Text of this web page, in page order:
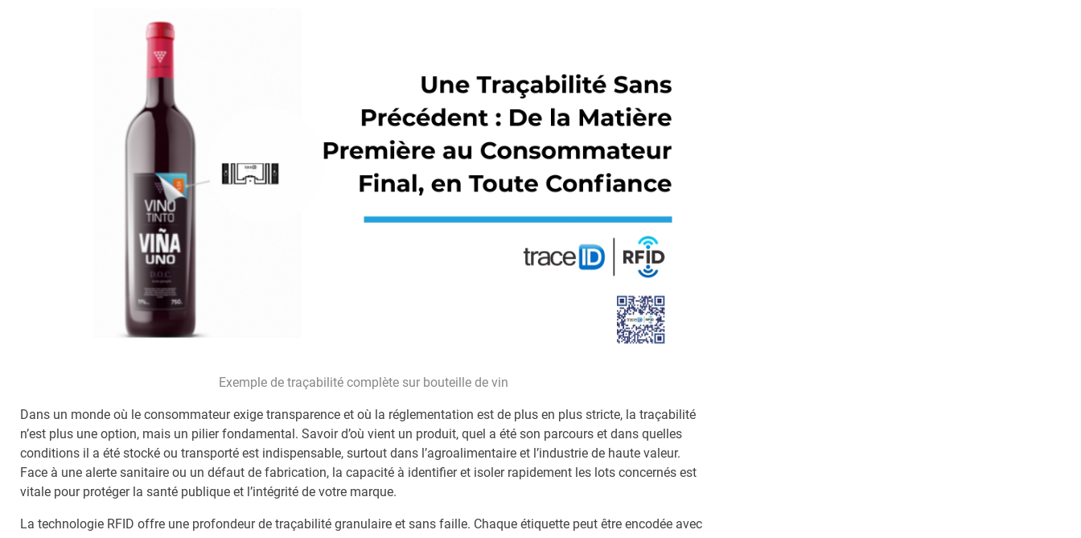
Exemple de traçabilité complète sur bouteille de vin
Dans un monde où le consommateur exige transparence et où la réglementation est de plus en plus stricte, la traçabilité
n’est plus une option, mais un pilier fondamental. Savoir d’où vient un produit, quel a été son parcours et dans quelles
conditions il a été stocké ou transporté est indispensable, surtout dans l’agroalimentaire et l’industrie de haute valeur.
Face à une alerte sanitaire ou un défaut de fabrication, la capacité à identifier et isoler rapidement les lots concernés est
vitale pour protéger la santé publique et l’intégrité de votre marque.
La technologie RFID offre une profondeur de traçabilité granulaire et sans faille. Chaque étiquette peut être encodée avec